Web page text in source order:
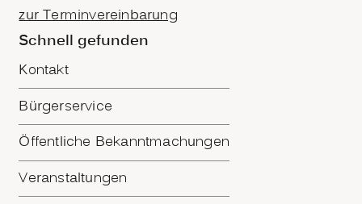
zur Terminvereinbarung
Schnell gefunden
Kontakt
Bürgerservice
Öffentliche Bekanntmachungen
Veranstaltungen